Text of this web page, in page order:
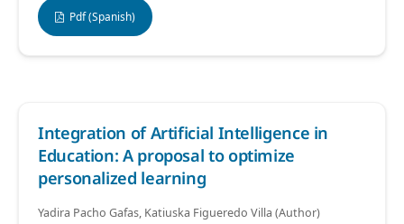
Pdf (Spanish)
Integration of Artificial Intelligence in
Education: A proposal to optimize
personalized learning
Yadira Pacho Gafas, Katiuska Figueredo Villa (Author)